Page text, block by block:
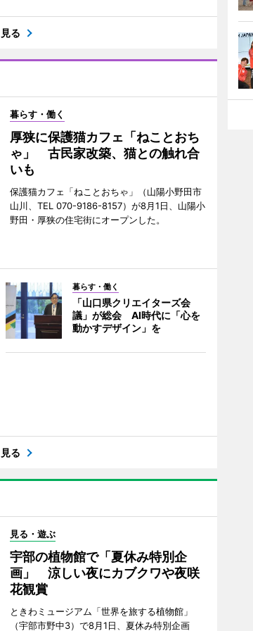
る
暮らす・働く
厚狭に保護猫カフェ「ねことおち
ゃ」 古民家改築、猫との触れ合
いも
保護猫カフェ「ねことおちゃ」（山陽小野田市
山川、TEL 070-9186-8157）が8月1日、山陽小
野田・厚狭の住宅街にオープンした。
暮らす・働く
「山口県クリエイターズ会
議」が総会 AI時代に「心を
動かすデザイン」を
る
見る・遊ぶ
宇部の植物館で「夏休み特別企
画」 涼しい夜にカブクワや夜咲
花観賞
ときわミュージアム「世界を旅する植物館」
（宇部市野中3）で8月1日、夏休み特別企画